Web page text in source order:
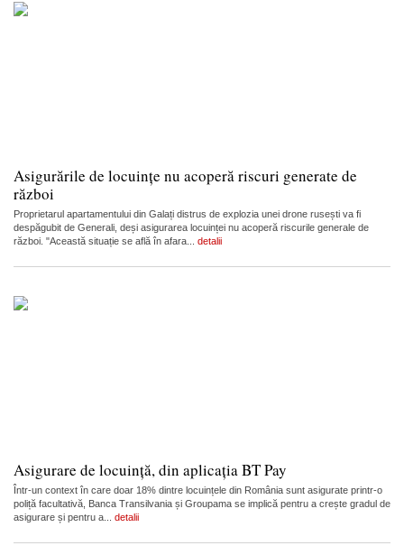
Asigurările de locuințe nu acoperă riscuri generate de
război
Proprietarul apartamentului din Galați distrus de explozia unei drone rusești va fi
despăgubit de Generali, deși asigurarea locuinței nu acoperă riscurile generale de
război. "Această situație se află în afara... detalii
Asigurare de locuință, din aplicația BT Pay
Într-un context în care doar 18% dintre locuințele din România sunt asigurate printr-o
poliță facultativă, Banca Transilvania și Groupama se implică pentru a crește gradul de
asigurare și pentru a... detalii